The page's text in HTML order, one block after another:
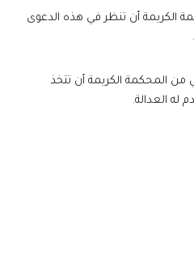
الكريمة أن تنظر في هذه الدعوى
من المحكمة الكريمة أن تتخذ
له العدالة.